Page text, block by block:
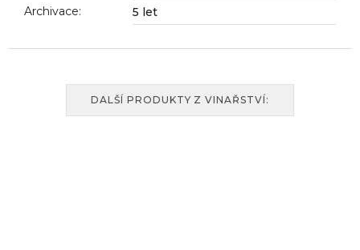
Archivace: 5 let
DALŠÍ PRODUKTY Z VINAŘSTVÍ: